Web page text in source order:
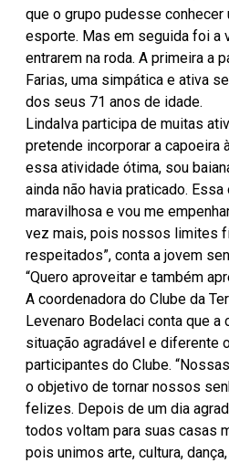
que o grupo pudesse conhecer
esporte. Mas em seguida foi a
entrarem na roda. A primeira a
Farias, uma simpática e ativa
dos seus 71 anos de idade.
Lindalva participa de muitas
pretende incorporar a capoeira
essa atividade ótima, sou
ainda não havia praticado.
maravilhosa e vou me
vez mais, pois nossos limites
respeitados”, conta a jovem
“Quero aproveitar e também
A coordenadora do Clube da
Levenaro Bodelaci conta que a
situação agradável e diferente
participantes do Clube.
o objetivo de tornar nossos
felizes. Depois de um dia
todos voltam para suas casas
pois unimos arte, cultura,